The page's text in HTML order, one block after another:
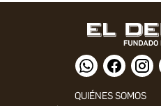
QUIÉNES SOMOS